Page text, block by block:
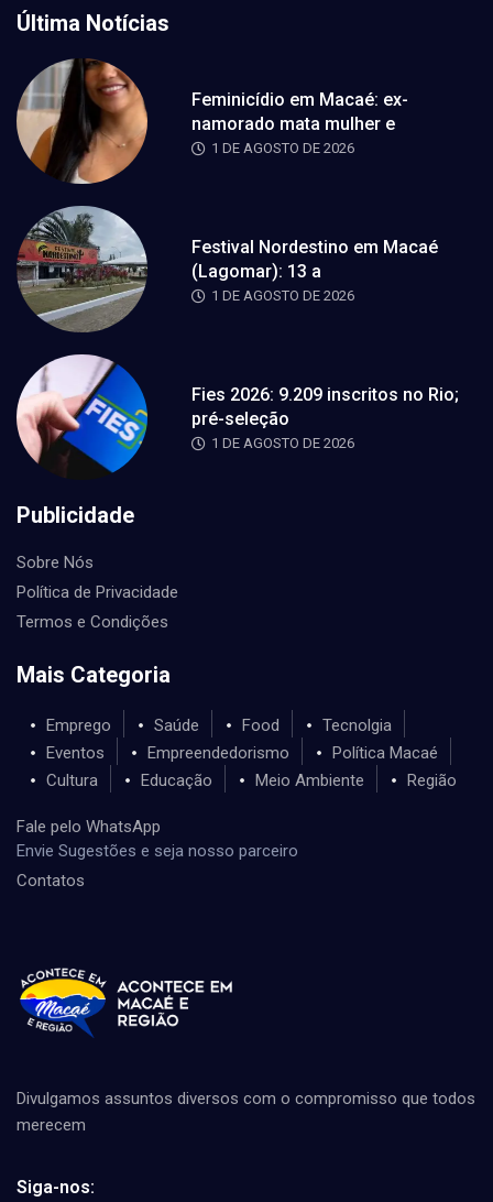
Última Notícias
Feminicídio em Macaé: ex-
namorado mata mulher e
1 DE AGOSTO DE 2026
Festival Nordestino em Macaé
(Lagomar): 13 a
1 DE AGOSTO DE 2026
Fies 2026: 9.209 inscritos no Rio;
pré-seleção
1 DE AGOSTO DE 2026
Publicidade
Sobre Nós
Política de Privacidade
Termos e Condições
Mais Categoria
Emprego Saúde Food
Tecnolgia
Eventos
Empreendedorismo
Política Macaé
Cultura
Educação Meio Ambiente Região
Fale pelo WhatsApp
Envie Sugestões e seja nosso parceiro
Contatos
Divulgamos assuntos diversos com o compromisso que todos
merecem
Siga-nos: